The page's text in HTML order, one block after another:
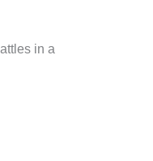
in a